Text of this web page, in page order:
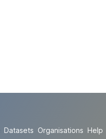
Datasets Organisations Help